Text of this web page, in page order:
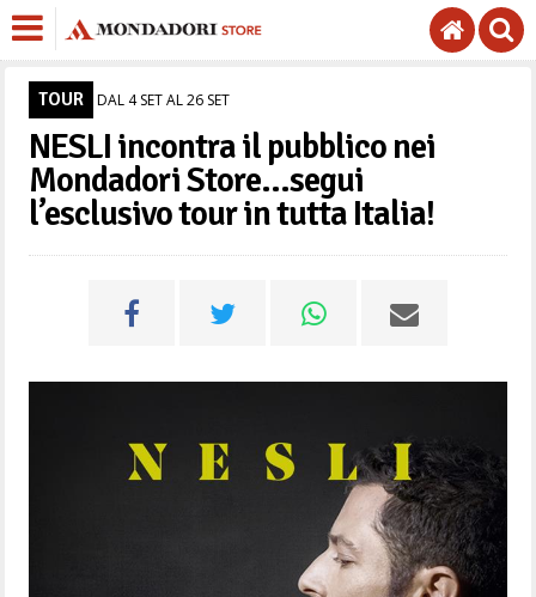
TOUR DAL 4 SET AL 26 SET
NESLI incontra il pubblico nei
Mondadori Store…segui
l’esclusivo tour in tutta Italia!